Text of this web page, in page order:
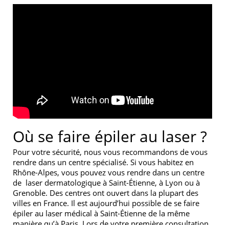
Où se faire épiler au laser ?
Pour votre sécurité, nous vous recommandons de vous
rendre dans un centre spécialisé. Si vous habitez en
Rhône-Alpes, vous pouvez vous rendre dans un centre
de laser dermatologique à Saint-Étienne, à Lyon ou à
Grenoble. Des centres ont ouvert dans la plupart des
villes en France. Il est aujourd’hui possible de se faire
épiler au laser médical à Saint-Étienne de la même